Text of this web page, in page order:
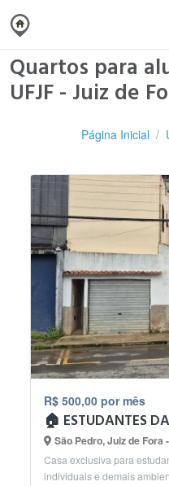
Quartos para
UFJF - Juiz de
Página Inicial
R$ 500,00 por mês
São Pedro, Juiz de Fora
Casa exclusiva para
individuais e demais